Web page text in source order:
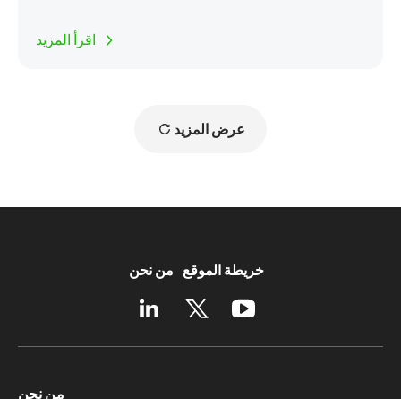
اقرأ المزيد
عرض المزيد
من نحن خريطة الموقع
من نحن